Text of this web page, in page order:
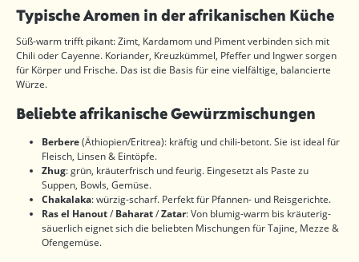
Typische Aromen in der afrikanischen Küche
Süß-warm trifft pikant: Zimt, Kardamom und Piment verbinden sich mit
Chili oder Cayenne. Koriander, Kreuzkümmel, Pfeffer und Ingwer sorgen
für Körper und Frische. Das ist die Basis für eine vielfältige, balancierte
Würze.
Beliebte afrikanische Gewürzmischungen
Berbere(Äthiopien/Eritrea): kräftig und chili-betont. Sie ist ideal für
Fleisch, Linsen & Eintöpfe.
Zhug: grün, kräuterfrisch und feurig. Eingesetzt als Paste zu
Suppen, Bowls, Gemüse.
Chakalaka: würzig-scharf. Perfekt für Pfannen- und Reisgerichte.
Ras el Hanout/Baharat/Zatar: Von blumig-warm bis kräuterig-
säuerlich eignet sich die beliebten Mischungen für Tajine, Mezze &
Ofengemüse.